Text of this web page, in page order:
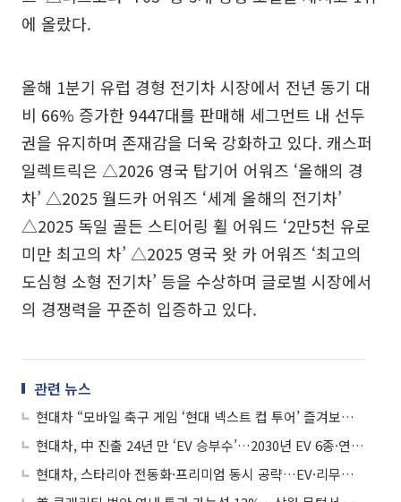
에 올랐다.
올해 1분기 유럽 경형 전기차 시장에서 전년 동기 대
비 66% 증가한 9447대를 판매해 세그먼트 내 선두
권을 유지하며 존재감을 더욱 강화하고 있다. 캐스퍼
일렉트릭은 △2026 영국 탑기어 어워즈 ‘올해의 경
차’ △2025 월드카 어워즈 ‘세계 올해의 전기차’
△2025 독일 골든 스티어링 휠 어워드 ‘2만5천 유로
미만 최고의 차’ △2025 영국 왓 카 어워즈 ‘최고의
도심형 소형 전기차’ 등을 수상하며 글로벌 시장에서
의 경쟁력을 꾸준히 입증하고 있다.
관련 뉴스
현대차 “모바일 축구 게임 ‘현대 넥스트 컵 투어’ 즐겨보세요”
현대차, 中 진출 24년 만 ‘EV 승부수’…2030년 EV 6종·연 50만대 목표
현대차, 스타리아 전동화·프리미엄 동시 공략…EV·리무진 투트랙 출시